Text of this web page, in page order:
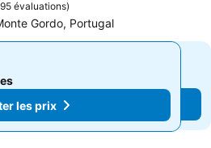
évaluations)
Gordo, Portugal
les prix
les prix